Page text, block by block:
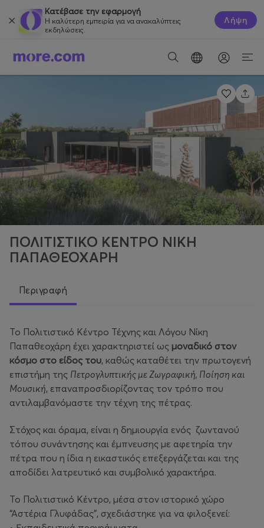
Κατέβασε την εφαρμογή
Η καλύτερη εμπειρία για να ανακαλύπτεις
εκδηλώσεις.
Λήψη
ΠΟΛΙΤΙΣΤΙΚΟ ΚΕΝΤΡΟ ΝΙΚΗ
ΠΑΠΑΘΕΟΧΑΡΗ
Περιγραφή
Το Πολιτιστικό Κέντρο Τέχνης και Λόγου Νίκη
Παπαθεοχάρη έχει χαρακτηριστεί ως μοναδικό στον
κόσμο στο είδος του, καθώς καταθέτει την πρωτογενή
επιστήμη της Πετρογλυπτικής με Ζωγραφική, Ποίηση και
Μουσική, επαναπροσδιορίζοντας τον τρόπο που
αντιλαμβανόμαστε την τέχνη της πέτρας.
Στόχος και όραμα, είναι η δημιουργία ενός ζωντανού
τόπου συνάντησης και έμπνευσης με αφετηρία την
πέτρα που η ίδια η εικαστικός επεξεργάζεται και της
αποδίδει λατρευτικό και συμβολικό χαρακτήρα.
Το Πολιτιστικό Κέντρο, μέσα στον ιστορικό χώρο
“Αστέρια Γλυφάδας”, σχεδιάστηκε για να φιλοξενεί: